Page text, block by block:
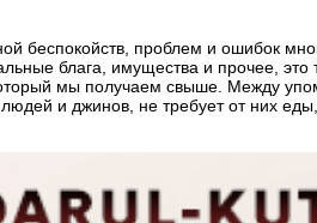
беспокойств, проблем и ошибок
блага, имущества и прочее,
мы получаем свыше. Между
и джинов, не требует от них